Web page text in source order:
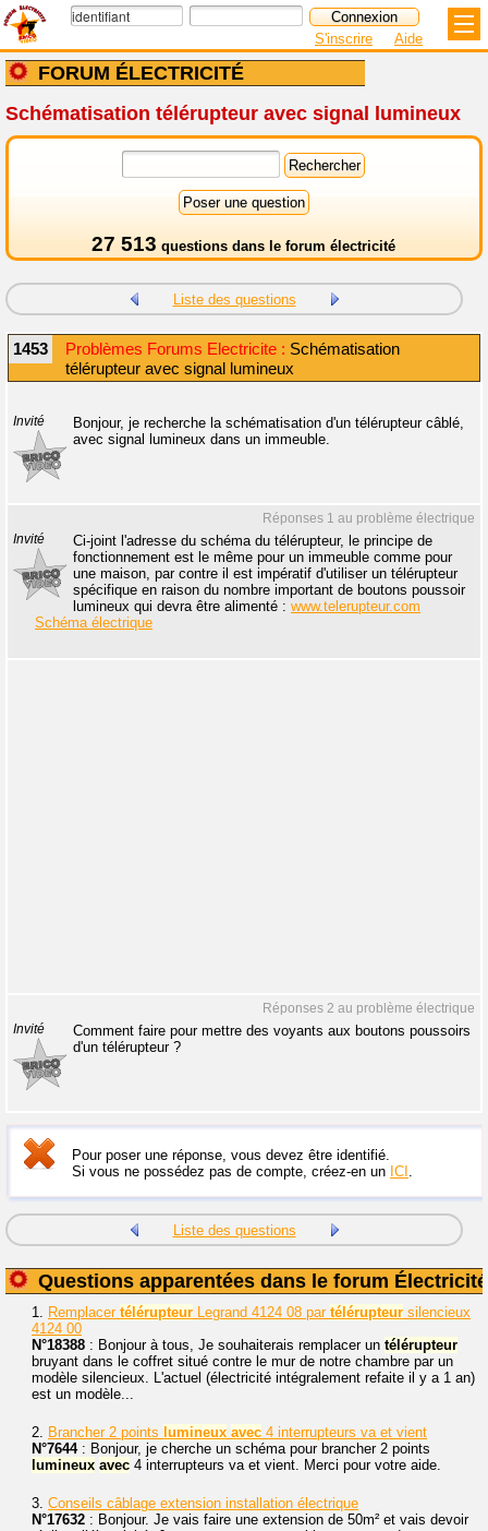
FORUM ÉLECTRICITÉ
S'inscrire Aide
Schématisation télérupteur avec signal lumineux
27 513 questions dans le forum électricité
Liste des questions
1453 Problèmes Forums Electricite : Schématisation
télérupteur avec signal lumineux
Invité
Bonjour, je recherche la schématisation d'un télérupteur câblé,
avec signal lumineux dans un immeuble.
Réponses 1 au problème électrique
Invité
Ci-joint l'adresse du schéma du télérupteur, le principe de
fonctionnement est le même pour un immeuble comme pour
une maison, par contre il est impératif d'utiliser un télérupteur
spécifique en raison du nombre important de boutons poussoir
lumineux qui devra être alimenté : www.telerupteur.com
Schéma électrique
Réponses 2 au problème électrique
Invité
Comment faire pour mettre des voyants aux boutons poussoirs
d'un télérupteur ?
Pour poser une réponse, vous devez être identifié.
Si vous ne possédez pas de compte, créez-en un ICI .
Liste des questions
Questions apparentées dans le forum Électricité
1. Remplacer télérupteur Legrand 4124 08 par télérupteur silencieux
4124 00
N°18388 : Bonjour à tous, Je souhaiterais remplacer un télérupteur
bruyant dans le coffret situé contre le mur de notre chambre par un
modèle silencieux. L'actuel (électricité intégralement refaite il y a 1 an)
est un modèle...
2. Brancher 2 points lumineux avec 4 interrupteurs va et vient
N°7644: Bonjour, je cherche un schéma pour brancher 2 points
lumineux avec 4 interrupteurs va et vient. Merci pour votre aide.
3. Conseils câblage extension installation électrique
N°17632 : Bonjour. Je vais faire une extension de 50m² et vais devoir